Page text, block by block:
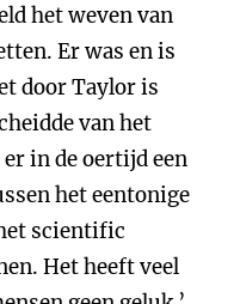
het weven van
Er was en is
door Taylor is
van het
in de oertijd een
het eentonige
scientific
Het heeft veel